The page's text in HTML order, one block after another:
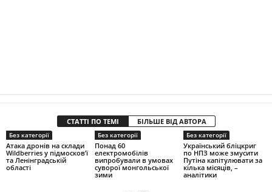
СТАТТІ ПО ТЕМІ БІЛЬШЕ ВІД АВТОРА
Без категорії
Атака дронів на склади
Wildberries у підмосков’ї
та Ленінградській
області
Без категорії
Понад 60
електромобілів
випробували в умовах
суворої монгольської
зими
Без категорії
Український бліцкриг
по НПЗ може змусити
Путіна капітулювати за
кілька місяців, –
аналітики